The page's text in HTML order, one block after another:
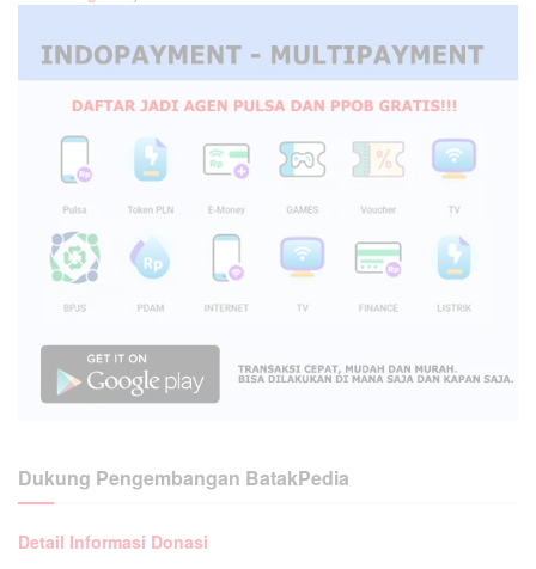
Dukung Pengembangan BatakPedia
Detail Informasi Donasi